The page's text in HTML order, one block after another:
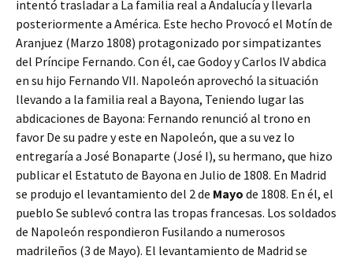
intentó trasladar a La familia real a Andalucía y llevarla
posteriormente a América. Este hecho Provocó el Motín de
Aranjuez (Marzo 1808) protagonizado por simpatizantes
del Príncipe Fernando. Con él, cae Godoy y Carlos IV abdica
en su hijo Fernando VII. Napoleón aprovechó la situación
llevando a la familia real a Bayona, Teniendo lugar las
abdicaciones de Bayona: Fernando renunció al trono en
favor De su padre y este en Napoleón, que a su vez lo
entregaría a José Bonaparte (José I), su hermano, que hizo
publicar el Estatuto de Bayona en Julio de 1808. En Madrid
se produjo el levantamiento del 2 de Mayo de 1808. En él, el
pueblo Se sublevó contra las tropas francesas. Los soldados
de Napoleón respondieron Fusilando a numerosos
madrileños (3 de Mayo). El levantamiento de Madrid se